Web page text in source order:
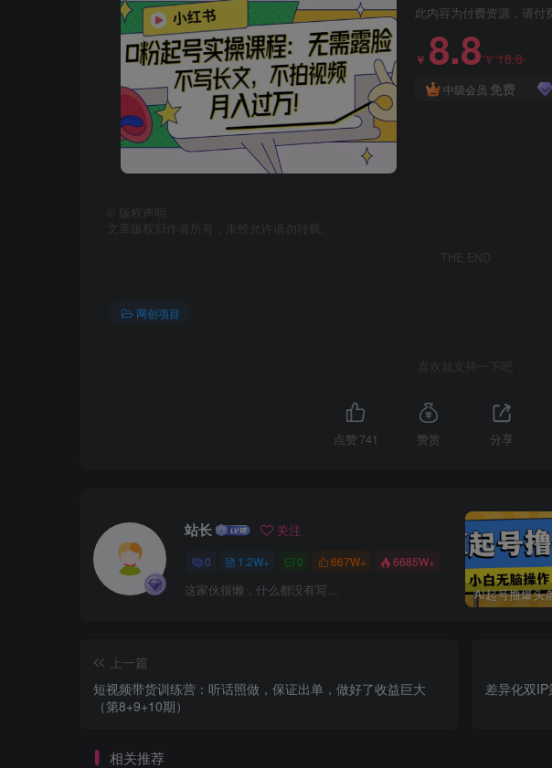
此内容为付费资源，请付
￥ 8.8￥18.8
中级会员 免费
版权声明
文章版权归作者所有，未经允许请勿转载。
THE END
网创项目
喜欢就支持一下吧
点赞 741 赞赏 分享
站长 关注
0 1.2W+ 0 667W+ 6685W+
这家伙很懒，什么都没有写...
上一篇
短视频带货训练营：听话照做，保证出单，做好了收益巨大
（第8+9+10期）
差异化双
相关推荐